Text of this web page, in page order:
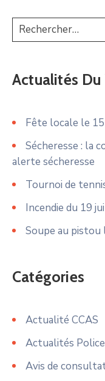
Actualités Du
Fête locale le
Sécheresse : la
alerte sécheresse
Tournoi de
Incendie du 19
Soupe au
Catégories
Actualité CCAS
Actualités
Avis de